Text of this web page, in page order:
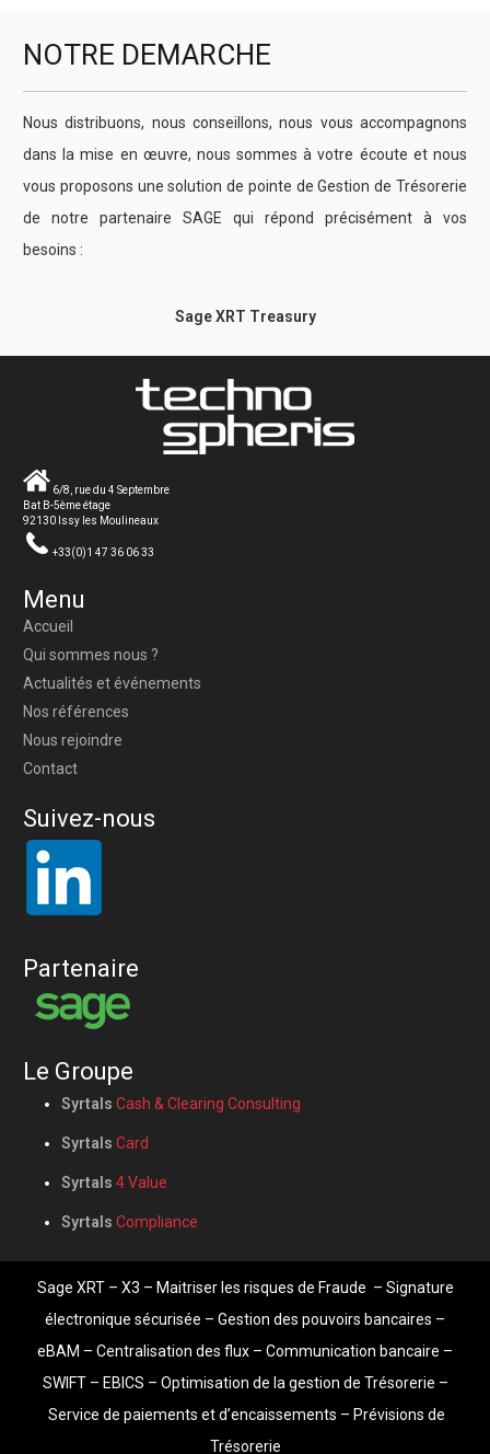
NOTRE DEMARCHE
Nous distribuons, nous conseillons, nous vous accompagnons
dans la mise en œuvre, nous sommes à votre écoute et nous
vous proposons une solution de pointe de Gestion de Trésorerie
de notre partenaire SAGE qui répond précisément à vos
besoins :
Sage XRT Treasury
6/8, rue du 4 Septembre
Bat B-5ème étage
92130 Issy les Moulineaux
+33(0)1 47 36 06 33
Menu
Accueil
Qui sommes nous ?
Actualités et événements
Nos références
Nous rejoindre
Contact
Suivez-nous
Partenaire
Le Groupe
Syrtals Cash & Clearing Consulting
Syrtals Card
Syrtals 4 Value
Syrtals Compliance
Sage XRT– X3 – Maitriser les risques de Fraude – Signature
électronique sécurisée – Gestion des pouvoirs bancaires –
eBAM – Centralisation des flux – Communication bancaire –
SWIFT – EBICS – Optimisation de la gestion de Trésorerie –
Service de paiements et d’encaissements – Prévisions de
Trésorerie